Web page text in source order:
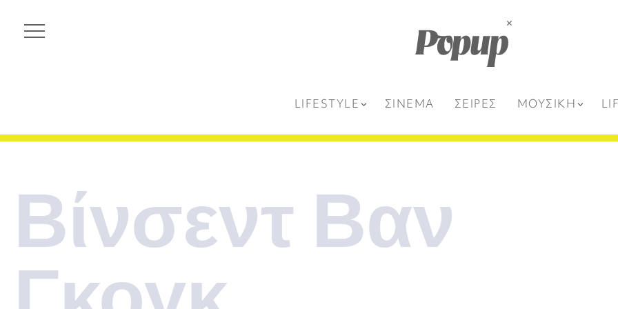
LIFESTYLE ΣΙΝΕΜΑ ΣΕΙΡΕΣ ΜΟΥΣΙΚΗ
Βίνσεντ Βαν